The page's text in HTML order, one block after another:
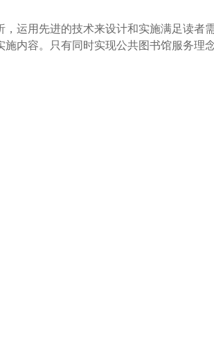
运用先进的技术来设计和实施满足读者
内容。只有同时实现公共图书馆服务理